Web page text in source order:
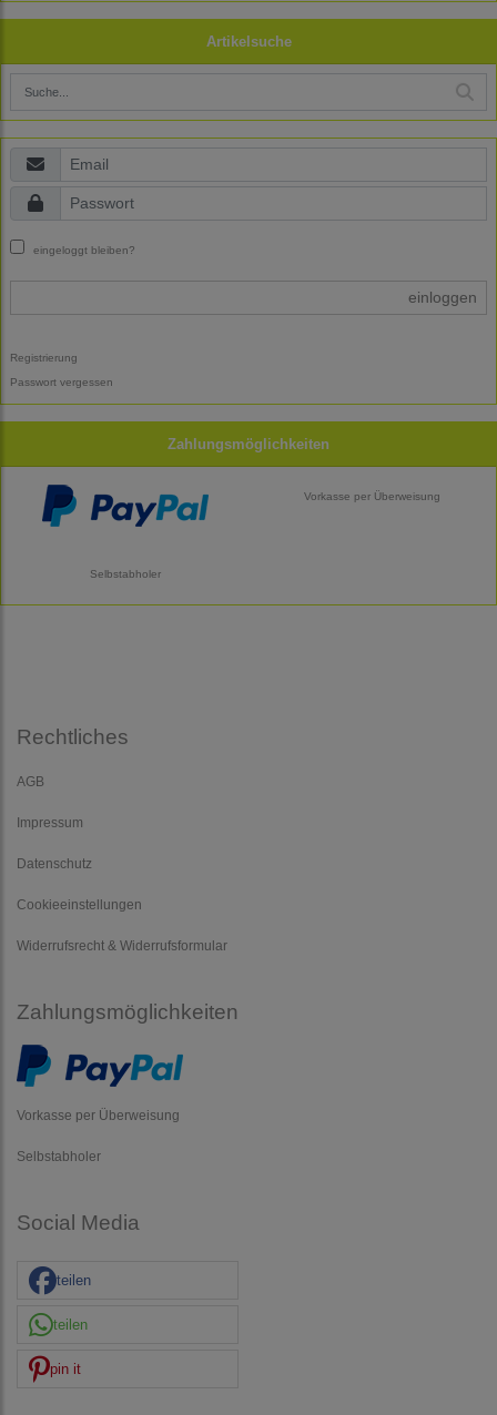
Artikelsuche
eingeloggt bleiben?
einloggen
Registrierung
Passwort vergessen
Zahlungsmöglichkeiten
Vorkasse per Überweisung
Selbstabholer
Rechtliches
AGB
Impressum
Datenschutz
Cookieeinstellungen
Widerrufsrecht & Widerrufsformular
Zahlungsmöglichkeiten
Vorkasse per Überweisung
Selbstabholer
Social Media
teilen
teilen
pin it